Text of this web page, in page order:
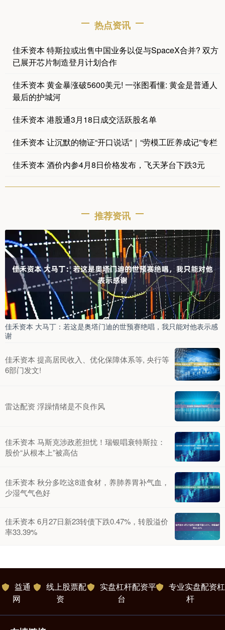
热点资讯
佳禾资本 特斯拉或出售中国业务以促与SpaceX合并? 双方
已展开芯片制造登月计划合作
佳禾资本 黄金暴涨破5600美元! 一张图看懂: 黄金是普通人
最后的护城河
佳禾资本 港股通3月18日成交活跃股名单
佳禾资本 让沉默的物证“开口说话”｜“劳模工匠养成记”专栏
佳禾资本 酒价内参4月8日价格发布，飞天茅台下跌3元
推荐资讯
佳禾资本 大马丁：若这是奥塔门迪的世预赛绝唱，我只能对他表示感
谢
佳禾资本 提高居民收入、优化保障体系等, 央行等
6部门发文!
雷达配资 浮躁情绪是不良作风
佳禾资本 马斯克涉政惹担忧！瑞银唱衰特斯拉：
股价“从根本上”被高估
佳禾资本 秋分多吃这8道食材，养肺养胃补气血，
少湿气气色好
佳禾资本 6月27日新23转债下跌0.47%，转股溢价
率33.39%
益通
网
线上股票配
资
实盘杠杆配资平
台
专业实盘配资杠
杆